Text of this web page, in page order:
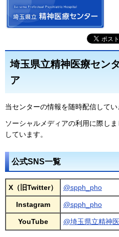
埼玉県立 精神医療センター
埼玉県立精神医療セン
ア
当センターの情報を随時配信してい
ソーシャルメディアの利用に際し
しています。
公式SNS一覧
X（旧Twitter） @spph_pho
Instagram @spph_pho
YouTube @埼玉県立精神